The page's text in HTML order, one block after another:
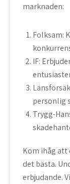
marknaden:
Folksam:
IF:
personlig
Trygg-
Kom ihåg
det bästa.
erbjudande.